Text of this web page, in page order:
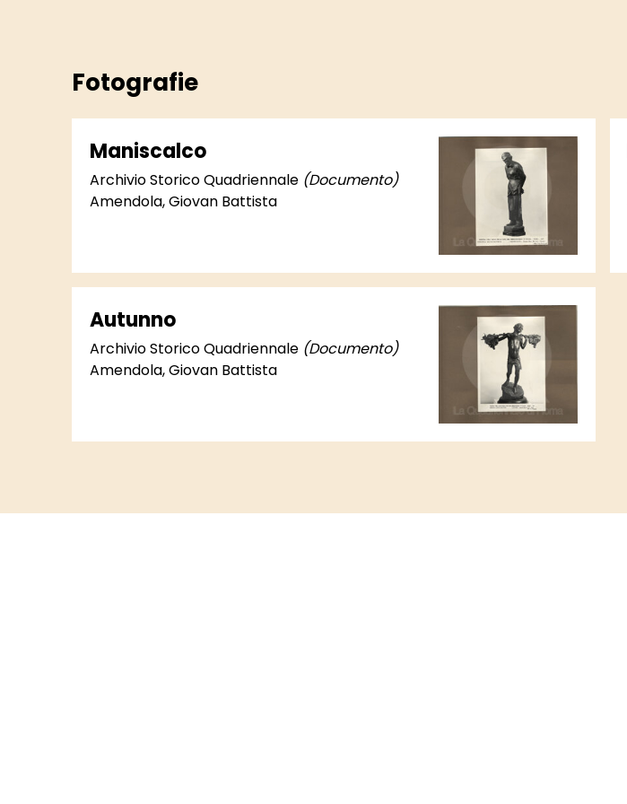
Fotografie
Maniscalco
Archivio Storico Quadriennale (Documento)
Amendola, Giovan Battista
Autunno
Archivio Storico Quadriennale (Documento)
Amendola, Giovan Battista